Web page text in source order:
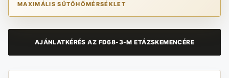
MAXIMÁLIS SÜTŐHŐMÉRSÉKLET
AJÁNLATKÉRÉS AZ FD68-3-M ETÁZSKEMENCÉRE